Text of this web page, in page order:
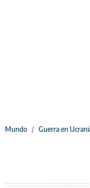
Mundo / Guerra en